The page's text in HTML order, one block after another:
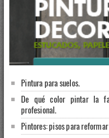
Pintura para suelos.
De qué color pintar la
profesional.
Pintores: pisos para reformar